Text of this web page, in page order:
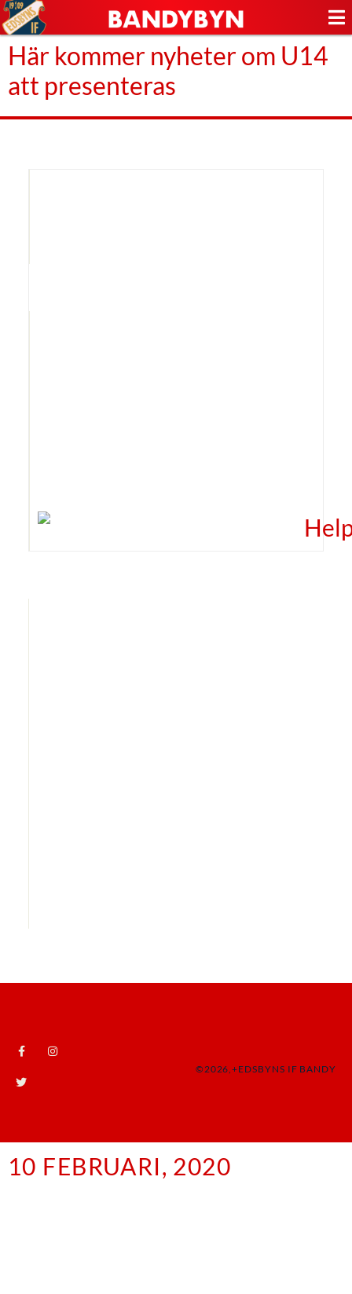
Här kommer nyheter om U14
att presenteras
©2026,+EDSBYNS IF BANDY
10 FEBRUARI, 2020